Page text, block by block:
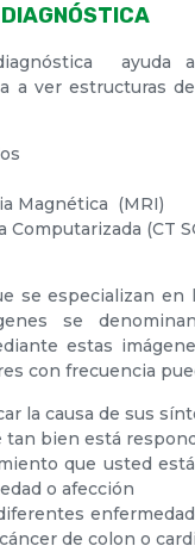
ayuda
a ver estructuras
Magnética (MRI)
Computarizada (CT
se especializan en
se
estas
con frecuencia
la causa de sus
tan bien está
que usted
o afección
de colon o